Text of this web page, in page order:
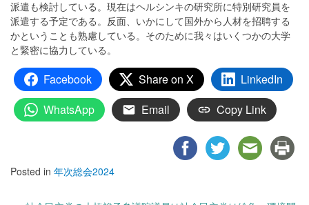
派遣も検討している。現在はヘルシンキの研究所に特別研究員を
派遣する予定である。反面、いかにして国外から人材を招聘する
かということも熟慮している。そのために我々はいくつかの大学
と緊密に協力している。
Facebook Share on X
LinkedIn
WhatsApp
Email Copy Link
Posted in 年次総会2024